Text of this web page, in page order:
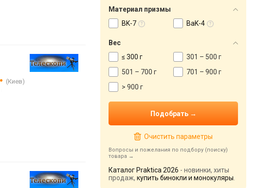
(Киев)
Материал призмы
BK-7
BaK-4
Вес
≤ 300 г
301 – 500 г
501 – 700 г
701 – 900 г
> 900 г
Очистить параметры
Вопросы и пожелания по подбору (поиску)
товара
Каталог Praktica 2026 - новинки, хиты
продаж, купить бинокли и монокуляры